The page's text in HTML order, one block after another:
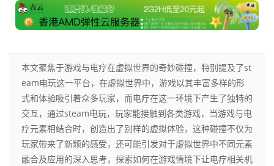
本文聚焦于游戏与电疗在虚拟世界的奇妙碰撞，特别提及了st
eam电玩这一平台，在虚拟世界中，游戏以其丰富多样的形
式和体验吸引着众多玩家，而电疗在这一环境下产生了独特的
交互，通过steam电玩，玩家能接触到各类游戏，当游戏与电
疗元素相结合时，创造出了别样的虚拟体验，这种碰撞不仅为
玩家带来了新颖的感受，还可能引发对于虚拟世界中不同元素
融合及应用的深入思考，探索如何在游戏情境下让电疗相关机